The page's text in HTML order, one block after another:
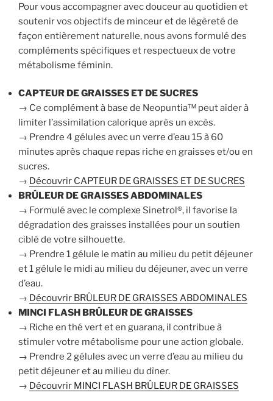
Pour vous accompagner avec douceur au quotidien et
soutenir vos objectifs de minceur et de légèreté de
façon entièrement naturelle, nous avons formulé des
compléments spécifiques et respectueux de votre
métabolisme féminin.
CAPTEUR DE GRAISSES ET DE SUCRES
→ Ce complément à base de Neopuntia™ peut aider à
limiter l’assimilation calorique après un excès.
→ Prendre 4 gélules avec un verre d’eau 15 à 60
minutes après chaque repas riche en graisses et/ou en
sucres.
→ Découvrir CAPTEUR DE GRAISSES ET DE SUCRES
BRÛLEUR DE GRAISSES ABDOMINALES
→ Formulé avec le complexe Sinetrol®, il favorise la
dégradation des graisses installées pour un soutien
ciblé de votre silhouette.
→ Prendre 1 gélule le matin au milieu du petit déjeuner
et 1 gélule le midi au milieu du déjeuner, avec un verre
d’eau.
→ Découvrir BRÛLEUR DE GRAISSES ABDOMINALES
MINCI FLASH BRÛLEUR DE GRAISSES
→ Riche en thé vert et en guarana, il contribue à
stimuler votre métabolisme pour une action globale.
→ Prendre 2 gélules avec un verre d’eau au milieu du
petit déjeuner et au milieu du dîner.
→ Découvrir MINCI FLASH BRÛLEUR DE GRAISSES